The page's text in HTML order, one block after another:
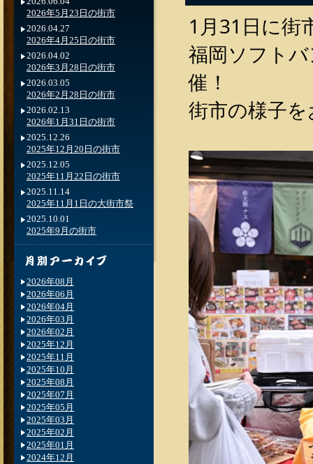
1月31日に街
福岡ソフト
催！
街市の様子
2026年5月23日の街市
2026.04.27
2026年4月25日の街市
2026.04.02
2026年3月28日の街市
2026.03.05
2026年2月28日の街市
2026.02.13
2026年1月31日の街市
2025.12.26
2025年12月20日の街市
2025.12.05
2025年11月22日の街市
2025.11.14
2025年11月1日の大街市祭
2025.10.01
2025年9月の街市
2026年08月
2026年06月
2026年04月
2026年03月
2026年02月
2025年12月
2025年11月
2025年10月
2025年08月
2025年07月
2025年05月
2025年03月
2025年02月
2025年01月
2024年12月